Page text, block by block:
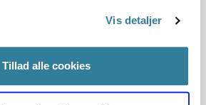
Vis detaljer
Tillad alle cookies
traf først afgørelse om at
men erklærede efterfølgende